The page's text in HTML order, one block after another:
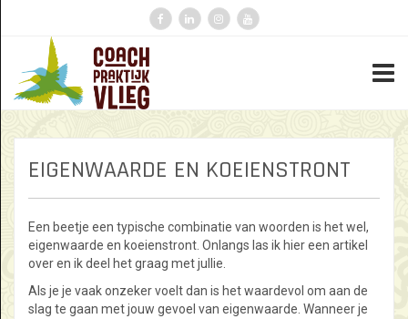
EIGENWAARDE EN KOEIENSTRONT
Een beetje een typische combinatie van woorden is het wel,
eigenwaarde en koeienstront. Onlangs las ik hier een artikel
over en ik deel het graag met jullie.
Als je je vaak onzeker voelt dan is het waardevol om aan de
slag te gaan met jouw gevoel van eigenwaarde. Wanneer je